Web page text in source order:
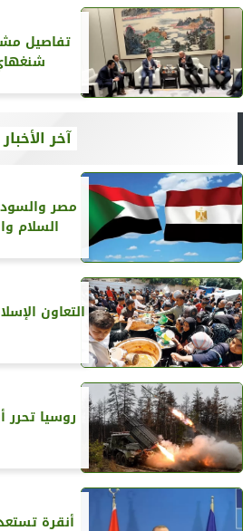
تفاصيل
آخر الأخبار
مصر
السلام
التعاون
روسيا